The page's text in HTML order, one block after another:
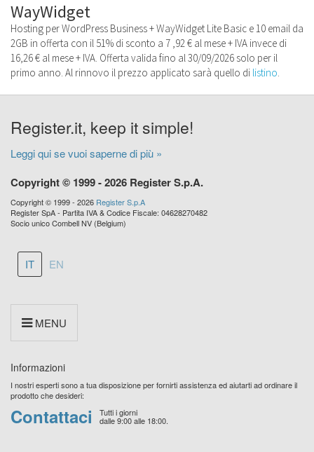
WayWidget
Hosting per WordPress Business + WayWidget Lite Basic e 10 email da
2GB in offerta con il 51% di sconto a 7 ,92 € al mese + IVA invece di
16,26 € al mese + IVA. Offerta valida fino al 30/09/2026 solo per il
primo anno. Al rinnovo il prezzo applicato sarà quello di listino.
Register.it, keep it simple!
Leggi qui se vuoi saperne di più »
Copyright © 1999 - 2026 Register S.p.A.
Copyright © 1999 - 2026 Register S.p.A
Register SpA - Partita IVA & Codice Fiscale: 04628270482
Socio unico Combell NV (Belgium)
IT EN
MENU
Informazioni
I nostri esperti sono a tua disposizione per fornirti assistenza ed aiutarti ad ordinare il
prodotto che desideri:
Contattaci Tutti i giorni
dalle 9:00 alle 18:00.